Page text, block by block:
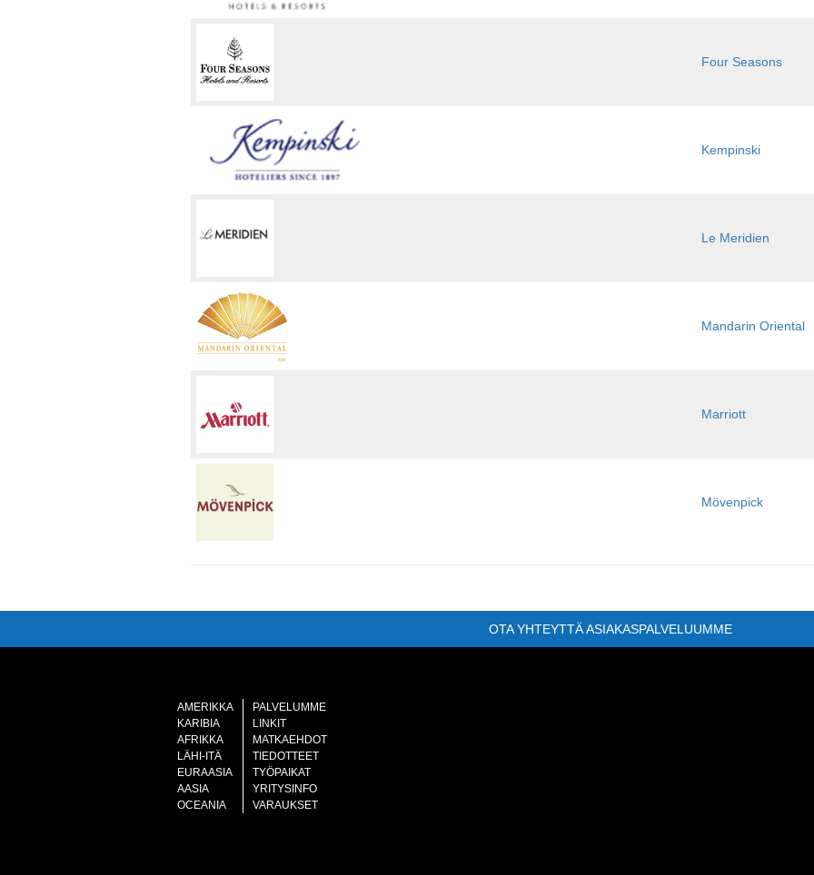
Four Seasons
Kempinski
Le Meridien
Mandarin Oriental
Marriott
Mövenpick
OTA YHTEYTTÄ ASIAKASPALVELUUMME
AMERIKKA
KARIBIA
AFRIKKA
LÄHI-ITÄ
EURAASIA
AASIA
OCEANIA
PALVELUMME
LINKIT
MATKAEHDOT
TIEDOTTEET
TYÖPAIKAT
YRITYSINFO
VARAUKSET